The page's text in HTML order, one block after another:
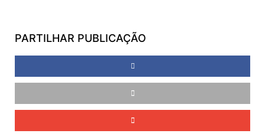
PARTILHAR PUBLICAÇÃO